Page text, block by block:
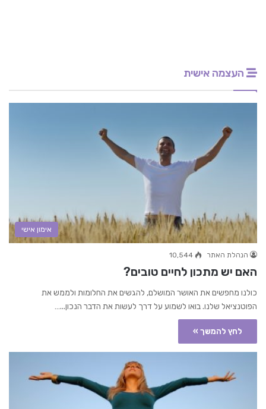
העצמה אישית
אימון אישי
הנהלת האתר 10,544
האם יש מתכון לחיים טובים?
כולנו מחפשים את האושר המושלם, להגשים את החלומות ולממש את
הפוטנציאל שלנו. בואו לשמוע על דרך לעשות את הדבר הנכון...…
לחץ להמשך »